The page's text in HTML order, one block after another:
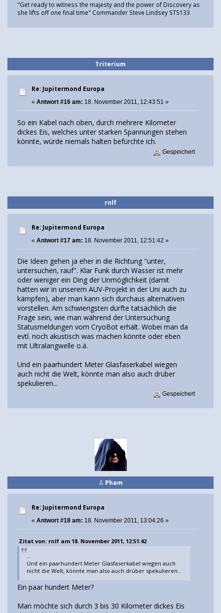
"Get ready to witness the majesty and the power of Discovery as
she lifts off one final time" Commander Steve Lindsey STS133
Triterium
Re: Jupitermond Europa
« Antwort #16 am: 18. November 2011, 12:43:51 »
So ein Kabel nach oben, durch mehrere Kilometer
dickes Eis, welches unter starken Spannungen stehen
könnte, würde niemals halten befürchte ich.
Gespeichert
rnlf
Re: Jupitermond Europa
« Antwort #17 am: 18. November 2011, 12:51:42 »
Die Ideen gehen ja eher in die Richtung "unter,
untersuchen, rauf". Klar Funk durch Wasser ist mehr
oder weniger ein Ding der Unmöglichkeit (damit
hatten wir in unserem AUV-Projekt in der Uni auch zu
kämpfen), aber man kann sich durchaus alternativen
vorstellen. Am schwierigsten dürfte tatsächlich die
Frage sein, wie man während der Untersuchung
Statusmeldungen vom CryoBot erhält. Wobei man da
evtl. noch akustisch was machen könnte oder eben
mit Ultralangwelle o.ä.
Und ein paarhundert Meter Glasfaserkabel wiegen
auch nicht die Welt, könnte man also auch drüber
spekulieren...
Gespeichert
Pham
Re: Jupitermond Europa
« Antwort #18 am: 18. November 2011, 13:04:26 »
Zitat von: rnlf am 18. November 2011, 12:51:42
...
Und ein paarhundert Meter Glasfaserkabel wiegen auch
nicht die Welt, könnte man also auch drüber spekulieren...
Ein paar hundert Meter?
Man möchte sich durch 3 bis 30 Kilometer dickes Eis